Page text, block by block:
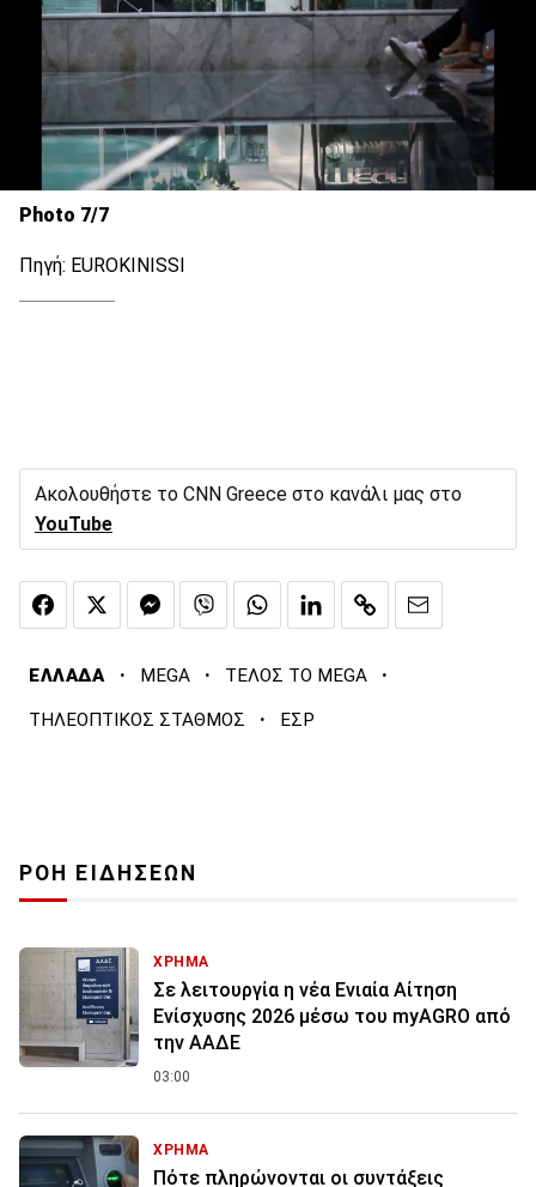
Photo 7/7
Πηγή: EUROKINISSI
Ακολουθήστε το CNN Greece στο κανάλι μας στο
YouTube
ΕΛΛΑΔΑ · MEGA · ΤΕΛΟΣ ΤΟ MEGA ·
ΤΗΛΕΟΠΤΙΚΟΣ ΣΤΑΘΜΟΣ · ΕΣΡ
ΡΟΗ ΕΙΔΗΣΕΩΝ
ΧΡΗΜΑ
Σε λειτουργία η νέα Ενιαία Αίτηση
Ενίσχυσης 2026 μέσω του myAGRO από
την ΑΑΔΕ
03:00
ΧΡΗΜΑ
Πότε πληρώνονται οι συντάξεις